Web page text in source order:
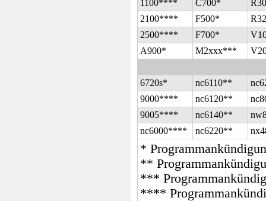
1100**** C700*
2100****
F500*
2500****
F700*
A900*
M2xxx***
6720s* nc6110**
9000****
nc6120**
9005****
nc6140**
nc6000****
nc6220**
*
**
***
****